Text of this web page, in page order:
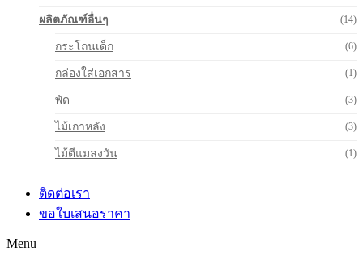
ผลิตภัณฑ์อื่นๆ (14)
กระโถนเด็ก (6)
กล่องใส่เอกสาร (1)
พัด (3)
ไม้เกาหลัง (3)
ไม้ตีแมลงวัน (1)
ติดต่อเรา
ขอใบเสนอราคา
Menu